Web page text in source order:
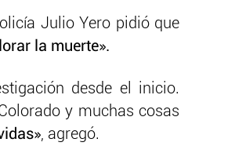
Julio Yero pidió que
la muerte».
desde el inicio.
y muchas cosas
, agregó.